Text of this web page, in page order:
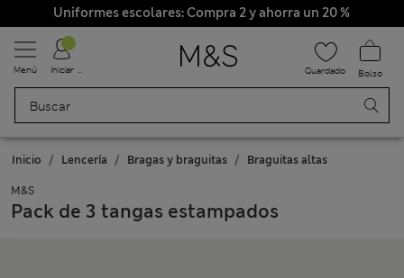
Uniformes escolares: Compra 2 y ahorra un 20 %
Menú Iniciar sesión Guardado Bolso
Inicio Lencería Bragas y braguitas Braguitas altas
M&S
Pack de 3 tangas estampados